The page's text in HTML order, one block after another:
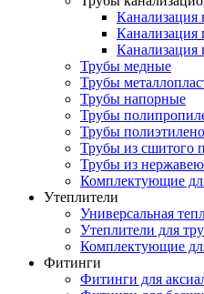
Канализация
Канализация
Канализация
Трубы медные
Трубы
Трубы напорные
Трубы
Трубы
Трубы из сшитого
Трубы из
Комплектующие
Утеплители
Универсальная
Утеплители для
Комплектующие
Фитинги
Фитинги для